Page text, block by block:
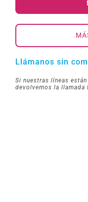
Llámanos sin
Si nuestras líneas
devolvemos la llamada